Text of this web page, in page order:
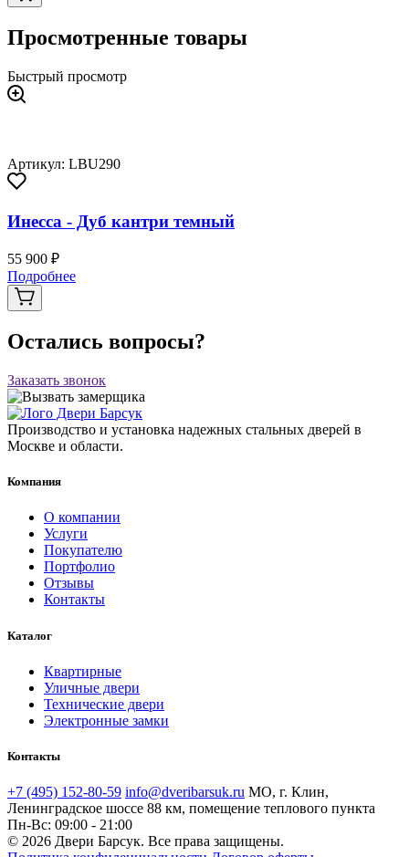
Просмотренные товары
Быстрый просмотр
Артикул: LBU290
Инесса - Дуб кантри темный
55 900 ₽
Подробнее
Остались вопросы?
Заказать звонок
Производство и установка надежных стальных дверей в
Москве и области.
Компания
О компании
Услуги
Покупателю
Портфолио
Отзывы
Контакты
Каталог
Квартирные
Уличные двери
Технические двери
Электронные замки
Контакты
+7 (495) 152-80-59 info@dveribarsuk.ru МО, г. Клин,
Ленинградское шоссе 88 км, помещение теплового пункта
Пн-Вс: 09:00 - 21:00
© 2026 Двери Барсук. Все права защищены.